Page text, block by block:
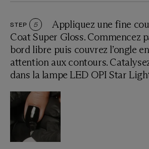
STEP 5
Appliquez une fine
Coat Super Gloss. Commencez
bord libre puis couvrez l’ongle
attention aux contours.
dans la lampe LED OPI Star